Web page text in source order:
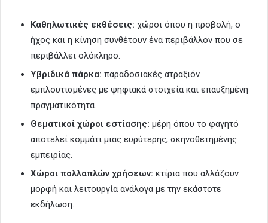
Καθηλωτικές εκθέσεις: χώροι όπου η προβολή, ο
ήχος και η κίνηση συνθέτουν ένα περιβάλλον που σε
περιβάλλει ολόκληρο.
Υβριδικά πάρκα: παραδοσιακές ατραξιόν
εμπλουτισμένες με ψηφιακά στοιχεία και επαυξημένη
πραγματικότητα.
Θεματικοί χώροι εστίασης: μέρη όπου το φαγητό
αποτελεί κομμάτι μιας ευρύτερης, σκηνοθετημένης
εμπειρίας.
Χώροι πολλαπλών χρήσεων: κτίρια που αλλάζουν
μορφή και λειτουργία ανάλογα με την εκάστοτε
εκδήλωση.